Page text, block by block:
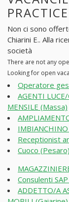
PRACTICE
Non ci sono
Chiarini E.. Alla
società
There are not any
Looking for open
Operatore
AGENTI
MENSILE (Massa)
Receptionist
Cuoco (Pesaro)
Consulenti
ADDETTO/A